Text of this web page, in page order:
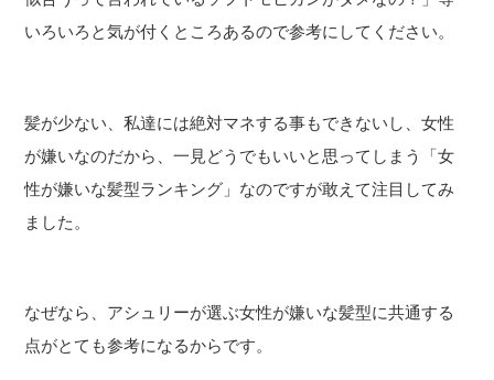
いろいろと気が付くところあるので参考にしてください。
髪が少ない、私達には絶対マネする事もできないし、女性
が嫌いなのだから、一見どうでもいいと思ってしまう「女
性が嫌いな髪型ランキング」なのですが敢えて注目してみ
ました。
なぜなら、アシュリーが選ぶ女性が嫌いな髪型に共通する
点がとても参考になるからです。